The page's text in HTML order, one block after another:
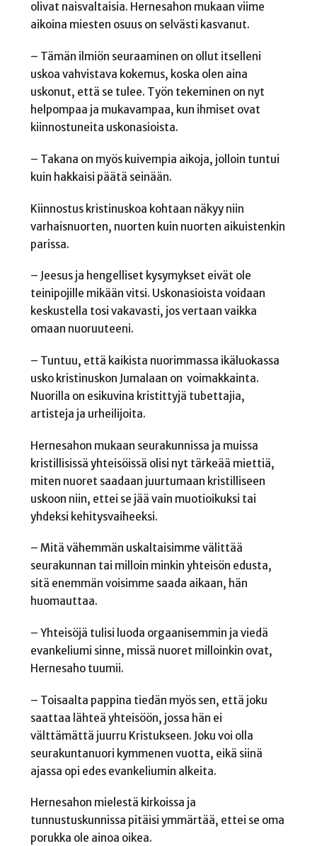
olivat naisvaltaisia. Hernesahon mukaan viime
aikoina miesten osuus on selvästi kasvanut.
– Tämän ilmiön seuraaminen on ollut itselleni
uskoa vahvistava kokemus, koska olen aina
uskonut, että se tulee. Työn tekeminen on nyt
helpompaa ja mukavampaa, kun ihmiset ovat
kiinnostuneita uskonasioista.
– Takana on myös kuivempia aikoja, jolloin tuntui
kuin hakkaisi päätä seinään.
Kiinnostus kristinuskoa kohtaan näkyy niin
varhaisnuorten, nuorten kuin nuorten aikuistenkin
parissa.
– Jeesus ja hengelliset kysymykset eivät ole
teinipojille mikään vitsi. Uskonasioista voidaan
keskustella tosi vakavasti, jos vertaan vaikka
omaan nuoruuteeni.
– Tuntuu, että kaikista nuorimmassa ikäluokassa
usko kristinuskon Jumalaan on voimakkainta.
Nuorilla on esikuvina kristittyjä tubettajia,
artisteja ja urheilijoita.
Hernesahon mukaan seurakunnissa ja muissa
kristillisissä yhteisöissä olisi nyt tärkeää miettiä,
miten nuoret saadaan juurtumaan kristilliseen
uskoon niin, ettei se jää vain muotioikuksi tai
yhdeksi kehitysvaiheeksi.
– Mitä vähemmän uskaltaisimme välittää
seurakunnan tai milloin minkin yhteisön edusta,
sitä enemmän voisimme saada aikaan, hän
huomauttaa.
– Yhteisöjä tulisi luoda orgaanisemmin ja viedä
evankeliumi sinne, missä nuoret milloinkin ovat,
Hernesaho tuumii.
– Toisaalta pappina tiedän myös sen, että joku
saattaa lähteä yhteisöön, jossa hän ei
välttämättä juurru Kristukseen. Joku voi olla
seurakuntanuori kymmenen vuotta, eikä siinä
ajassa opi edes evankeliumin alkeita.
Hernesahon mielestä kirkoissa ja
tunnustuskunnissa pitäisi ymmärtää, ettei se oma
porukka ole ainoa oikea.